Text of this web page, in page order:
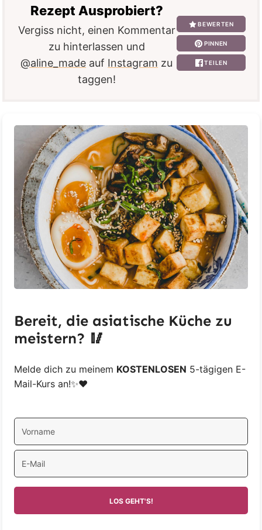
Rezept Ausprobiert?
Vergiss nicht, einen Kommentar
zu hinterlassen und
@aline_made auf Instagram zu
taggen!
BEWERTEN
PINNEN
TEILEN
Bereit, die asiatische Küche zu
meistern? 🥢
Melde dich zu meinem KOSTENLOSEN 5-tägigen E-
Mail-Kurs an!✨❤️
LOS GEHT'S!